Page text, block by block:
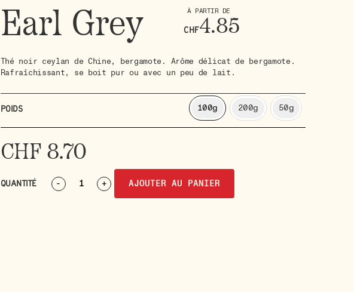
Earl Grey À PARTIR DE
CHF4.85
Thé noir ceylan de Chine, bergamote. Arôme délicat de bergamote.
Rafraîchissant, se boit pur ou avec un peu de lait.
POIDS 100g 200g 50g
CHF 8.70
QUANTITÉ - + AJOUTER AU PANIER